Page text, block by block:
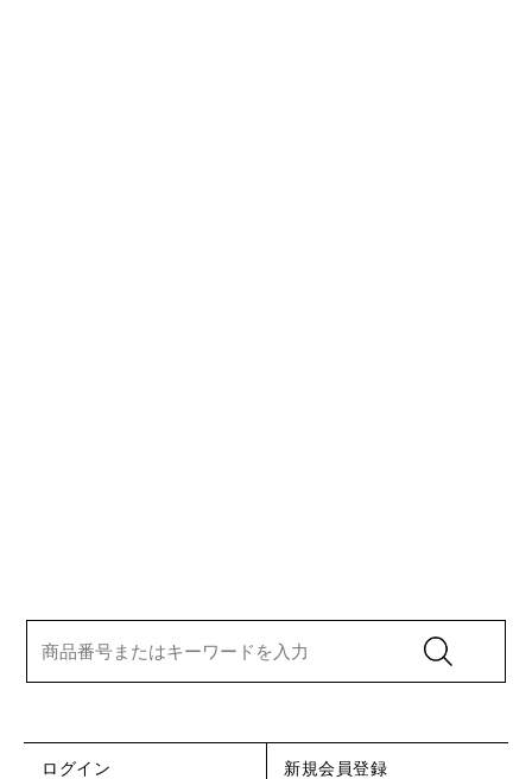
ログイン 新規会員登録